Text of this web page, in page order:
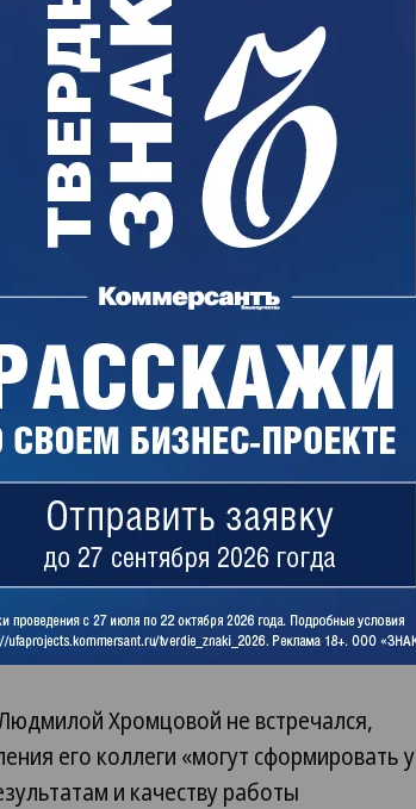
дел, в том числе по жалобе
на господина Аббасова
с публичной критикой
палаты.
показания сотрудникам
президенту Адвокатской палаты
полномочий, и он был
тогда заявил, что считает
что господин Юмадилов «не
тоже». Клиентку, как можно
ему порекомендовал сам Булат
— 200 тыс. руб.
и недостоверной, опираясь на
который был предоставлен
Хромцовой не встречался,
его коллеги «могут сформировать у
и качеству работы